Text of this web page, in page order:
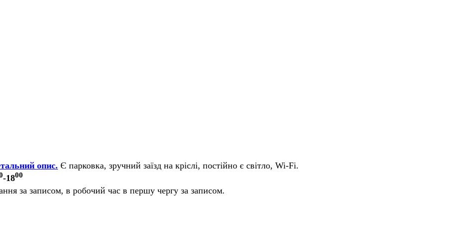
опис. Є парковка, зручний заїзд на кріслі, постійно є світло, Wi-Fi.
-1800
за записом, в робочий час в першу чергу за записом.